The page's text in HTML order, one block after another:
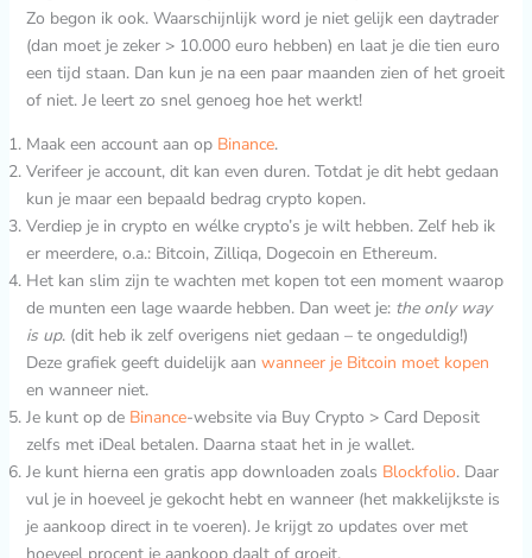
Zo begon ik ook. Waarschijnlijk word je niet gelijk een daytrader
(dan moet je zeker > 10.000 euro hebben) en laat je die tien euro
een tijd staan. Dan kun je na een paar maanden zien of het groeit
of niet. Je leert zo snel genoeg hoe het werkt!
Maak een account aan op Binance.
Verifeer je account, dit kan even duren. Totdat je dit hebt gedaan
kun je maar een bepaald bedrag crypto kopen.
Verdiep je in crypto en wélke crypto’s je wilt hebben. Zelf heb ik
er meerdere, o.a.: Bitcoin, Zilliqa, Dogecoin en Ethereum.
Het kan slim zijn te wachten met kopen tot een moment waarop
de munten een lage waarde hebben. Dan weet je: the only way
is up. (dit heb ik zelf overigens niet gedaan – te ongeduldig!)
Deze grafiek geeft duidelijk aan wanneer je Bitcoin moet kopen
en wanneer niet.
Je kunt op de Binance-website via Buy Crypto > Card Deposit
zelfs met iDeal betalen. Daarna staat het in je wallet.
Je kunt hierna een gratis app downloaden zoals Blockfolio. Daar
vul je in hoeveel je gekocht hebt en wanneer (het makkelijkste is
je aankoop direct in te voeren). Je krijgt zo updates over met